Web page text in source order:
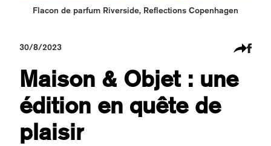
Flacon de parfum Riverside, Reflections Copenhagen
30/8/2023
Maison & Objet : une
édition en quête de
plaisir